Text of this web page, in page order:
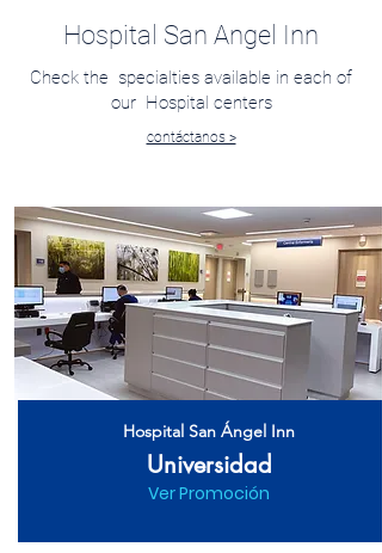
Hospital San Angel Inn
Check the specialties available in each of
our Hospital centers
contáctanos >
Hospital San Ángel Inn
Universidad
Ver Promoción